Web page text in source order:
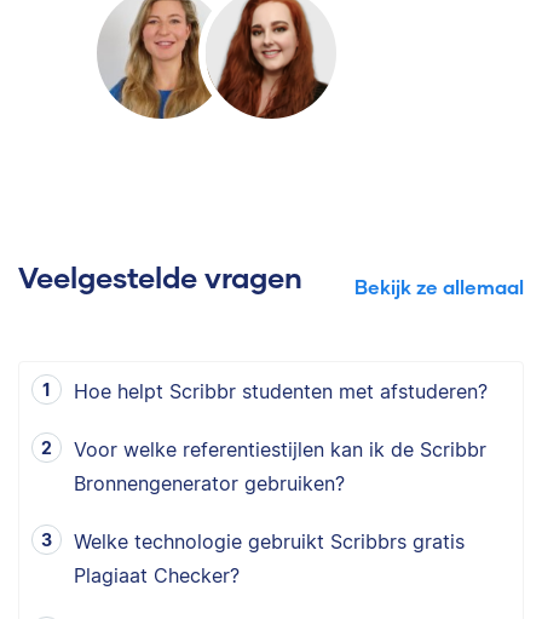
Veelgestelde vragen Bekijk ze allemaal
Hoe helpt Scribbr studenten met afstuderen?
Voor welke referentiestijlen kan ik de Scribbr
Bronnengenerator gebruiken?
Welke technologie gebruikt Scribbrs gratis
Plagiaat Checker?